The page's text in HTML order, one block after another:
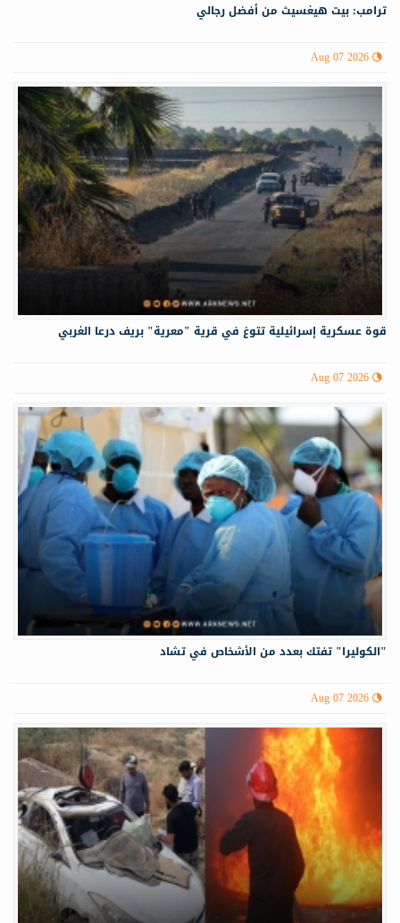
ترامب: بيت هيغسيث من أفضل رجالي
Aug 07 2026
قوة عسكرية إسرائيلية تتوغ في قرية "معرية" بريف درعا الغربي
Aug 07 2026
"الكوليرا" تفتك بعدد من الأشخاص في تشاد
Aug 07 2026